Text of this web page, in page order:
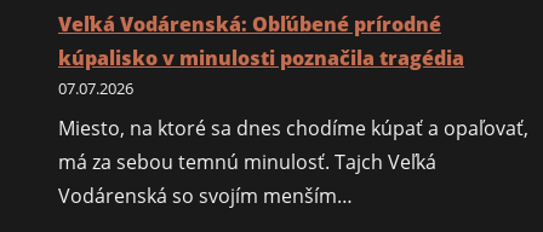
Veľká Vodárenská: Obľúbené prírodné
kúpalisko v minulosti poznačila tragédia
07.07.2026
Miesto, na ktoré sa dnes chodíme kúpať a opaľovať,
má za sebou temnú minulosť. Tajch Veľká
Vodárenská so svojím menším…